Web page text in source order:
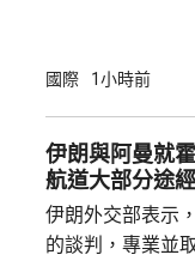
道，俄軍計劃在
24飛彈，俄朝雙
定具體部署方案
透露，華府已知
國際 1小時前
伊朗與阿曼就
航道大部分途
伊朗外交部表示
的談判，專業並